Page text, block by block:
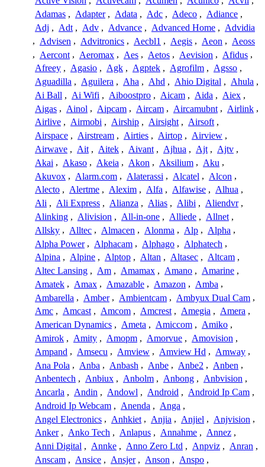
Adamas , Adapter , Adata , Adc , Adeco , Adiance ,
Adj , Adt , Adv , Advance , Advanced Home , Advidia
, Advisen , Advitronics , Aecbl1 , Aegis , Aeon , Aeoss
, Aercont , Aeromax , Aes , Aetos , Aevision , Afidus ,
Afreey , Agasio , Agk , Agptek , Agrofilm , Agsso ,
Aguadilla , Aguilera , Aha , Ahd , Ahio Digital , Ahula ,
Ai Ball , Ai Wifi , Aiboostpro , Aicam , Aida , Aiex ,
Aigas , Ainol , Aipcam , Aircam , Aircamubnt , Airlink ,
Airlive , Airmobi , Airship , Airsight , Airsoft ,
Airspace , Airstream , Airties , Airtop , Airview ,
Airwave , Ait , Aitek , Aivant , Ajhua , Ajt , Ajtv ,
Akai , Akaso , Akeia , Akon , Aksilium , Aku ,
Akuvox , Alarm.com , Alaterassi , Alcatel , Alcon ,
Alecto , Alertme , Alexim , Alfa , Alfawise , Alhua ,
Ali , Ali Express , Alianza , Alias , Alibi , Aliendvr ,
Alinking , Alivision , All-in-one , Alliede , Allnet ,
Allsky , Alltec , Almacen , Alonma , Alp , Alpha ,
Alpha Power , Alphacam , Alphago , Alphatech ,
Alpina , Alpine , Alptop , Altan , Altasec , Altcam ,
Altec Lansing , Am , Amamax , Amano , Amarine ,
Amatek , Amax , Amazable , Amazon , Amba ,
Ambarella , Amber , Ambientcam , Ambyux Dual Cam ,
Amc , Amcast , Amcom , Amcrest , Amegia , Amera ,
American Dynamics , Ameta , Amiccom , Amiko ,
Amirok , Amity , Amopm , Amorvue , Amovision ,
Ampand , Amsecu , Amview , Amview Hd , Amway ,
Ana Pola , Anba , Anbash , Anbe , Anbe2 , Anben ,
Anbentech , Anbiux , Anbolm , Anbong , Anbvision ,
Ancarla , Andin , Andowl , Android , Android Ip Cam ,
Android Ip Webcam , Anenda , Anga ,
Angel Electronics , Anhkiet , Anjia , Anjiel , Anjvision ,
Anker , Anko Tech , Anlapus , Annahme , Annez ,
Anni Digital , Annke , Anno Zero Ltd , Anpviz , Anran ,
Anscam , Ansice , Ansjer , Anson , Anspo ,